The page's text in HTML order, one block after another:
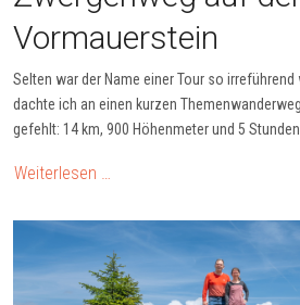
Vormauerstein
Selten war der Name einer Tour so irreführend
dachte ich an einen kurzen
gefehlt: 14 km, 900 Höhenmeter und 5
Weiterlesen …